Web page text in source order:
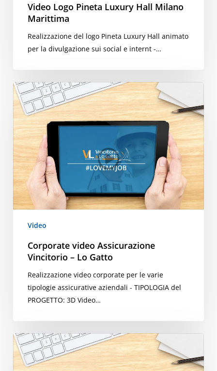
Video Logo Pineta Luxury Hall Milano
Marittima
Realizzazione del logo Pineta Luxury Hall animato
per la divulgazione sui social e internt -…
Corporate
video
Assicurazione
Vincitorio
–
Lo
Gatto
Video
Corporate video Assicurazione
Vincitorio – Lo Gatto
Realizzazione video corporate per le varie
tipologie assicurative aziendali - TIPOLOGIA del
PROGETTO: 3D Video…
Corporate
video
Mc